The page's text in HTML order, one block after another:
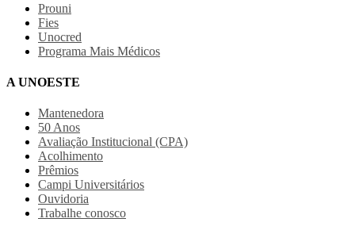
Prouni
Fies
Unocred
Programa Mais Médicos
A UNOESTE
Mantenedora
50 Anos
Avaliação Institucional (CPA)
Acolhimento
Prêmios
Campi Universitários
Ouvidoria
Trabalhe conosco